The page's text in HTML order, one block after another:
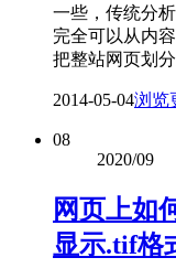
一些，传统分
完全可以从内
把整站网页划
2014-05-04浏览
08
2020/09
网页上如
显示.tif格